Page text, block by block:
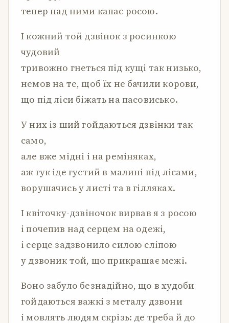
тепер над ними капає росою.
І кожний той дзвінок з росинкою
чудовий
тривожно гнеться під кущі так низько,
немов на те, щоб їх не бачили корови,
що під ліси біжать на пасовисько.
У них із ший гойдаються дзвінки так
само,
але вже мідні і на реміняках,
аж гук іде густий в малині під лісами,
ворушачись у листі та в гілляках.
І квіточку-дзвіночок вирвав я з росою
і почепив над серцем на одежі,
і серце задзвонило силою сліпою
у дзвоник той, що прикрашає межі.
Воно забуло безнадійно, що в худоби
гойдаються важкі з металу дзвони
і мовлять людям скрізь: де треба й до